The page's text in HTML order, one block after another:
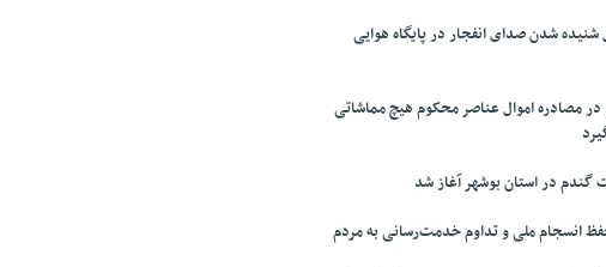
شنیده شدن صدای انفجار در پایگاه هوایی
در مصادره اموال عناصر محکوم هیچ مماشاتی
گندم در استان بوشهر آغاز شد
انسجام ملی و تداوم خدمت‌رسانی به مردم